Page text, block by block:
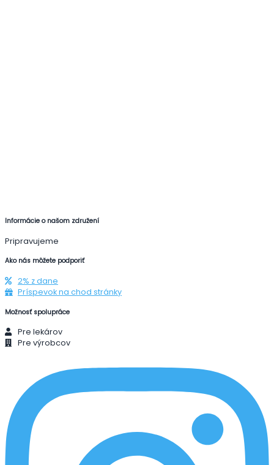
Informácie o našom združení
Pripravujeme
Ako nás môžete podporiť
2% z dane
Príspevok na chod stránky
Možnosť spolupráce
Pre lekárov
Pre výrobcov